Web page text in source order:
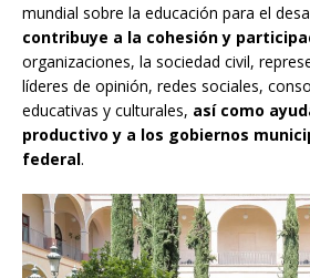
mundial sobre la educación para el
contribuye a la cohesión y
organizaciones, la sociedad civil,
líderes de opinión, redes sociales,
educativas y culturales, así como
productivo y a los gobiernos
federal.